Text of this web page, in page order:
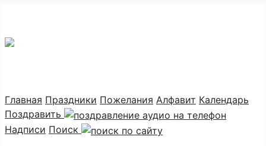
Главная Праздники Пожелания Алфавит Календарь
Поздравить
Надписи Поиск